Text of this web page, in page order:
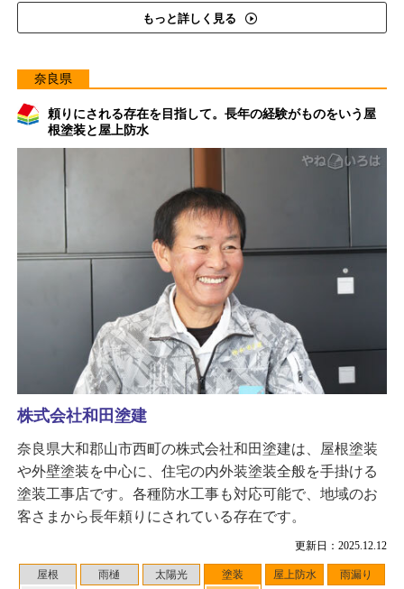
もっと詳しく見る
奈良県
頼りにされる存在を目指して。長年の経験がものをいう屋
根塗装と屋上防水
更新日：2025.12.12
屋根
雨樋 太陽光
塗装
屋上防水 雨漏り
株式会社和田塗建
奈良県大和郡山市西町の株式会社和田塗建は、屋根塗装
や外壁塗装を中心に、住宅の内外装塗装全般を手掛ける
塗装工事店です。各種防水工事も対応可能で、地域のお
客さまから長年頼りにされている存在です。